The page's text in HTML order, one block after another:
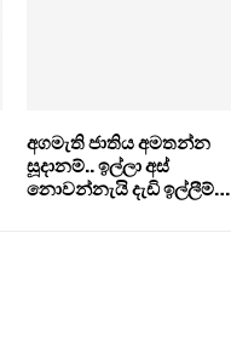
අගමැති ජාතිය අමතන්න
සූදානම්.. ඉල්ලා අස්
නොවන්නැයි දැඩි ඉල්ලීම්…